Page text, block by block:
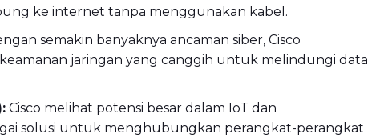
ke internet tanpa menggunakan kabel.
semakin banyaknya ancaman siber, Cisco
jaringan yang canggih untuk melindungi data
Cisco melihat potensi besar dalam IoT dan
solusi untuk menghubungkan perangkat-perangkat